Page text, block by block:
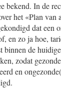
bekend. In de
het «Plan van
dat een
en zo ja hoe,
binnen de
zodat
en